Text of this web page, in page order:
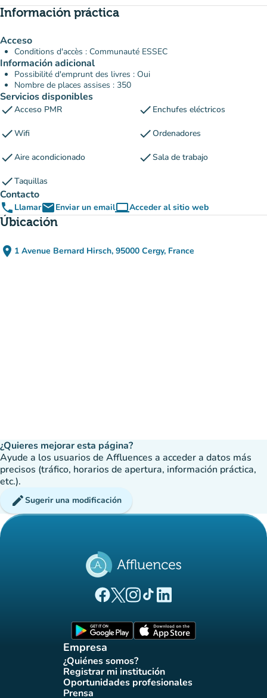
Información práctica
Acceso
Conditions d'accès : Communauté ESSEC
Información adicional
Possibilité d'emprunt des livres : Oui
Nombre de places assises : 350
Servicios disponibles
checkAcceso PMR check Enchufes eléctricos
checkWifi checkOrdenadores
checkAire acondicionado checkSala de trabajo
checkTaquillas
Contacto
phone LlamaremailEnviar un emailcomputerAcceder al sitio web
(nueva pestaña)
Úbicación
place 1 Avenue Bernard Hirsch, 95000 Cergy, France
(abrir en Google Maps)
(nueva pestaña)
¿Quieres mejorar esta página?
Ayude a los usuarios de Affluences a acceder a datos más
precisos (tráfico, horarios de apertura, información práctica,
etc.).
editSugerir una modificación
(nueva pestaña)
(nueva pestaña)
(nueva pestaña)
(nueva pestaña)
(nueva pestaña)
Empresa
¿Quiénes somos?
(nueva pestaña)
Registrar mi institución
(nueva pestaña)
Oportunidades profesionales
(nueva pestaña)
Prensa